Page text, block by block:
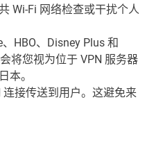
Wi-Fi 网络检查或干扰个人
HBO、Disney Plus 和
将您视为位于 VPN 服务器
本。
接传送到用户。这避免来